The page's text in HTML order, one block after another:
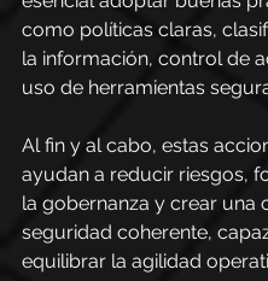
como políticas claras,
la información, control de
uso de herramientas
Al fin y al cabo, estas
ayudan a reducir riesgos,
la gobernanza y crear una
seguridad coherente,
equilibrar la agilidad